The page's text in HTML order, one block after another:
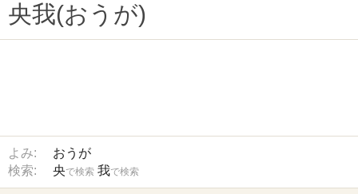
央我(おうが)
よみ:
おうが
検索:
央で検索 我で検索